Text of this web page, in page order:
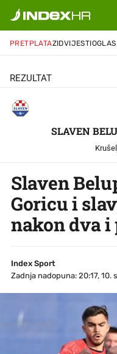
PRETPLATAZIDVIJESTI
REZULTAT
SLAVEN
Slaven
Goricu i
nakon dva i
Index Sport
Zadnja nadopuna: 20:17, 10.